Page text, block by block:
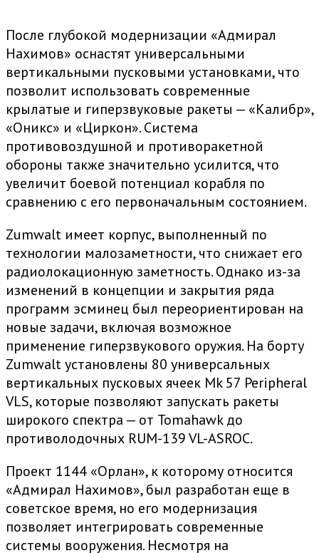
После глубокой модернизации «Адмирал
Нахимов» оснастят универсальными
вертикальными пусковыми установками, что
позволит использовать современные
крылатые и гиперзвуковые ракеты — «Калибр»,
«Оникс» и «Циркон». Система
противовоздушной и противоракетной
обороны также значительно усилится, что
увеличит боевой потенциал корабля по
сравнению с его первоначальным состоянием.
Zumwalt имеет корпус, выполненный по
технологии малозаметности, что снижает его
радиолокационную заметность. Однако из-за
изменений в концепции и закрытия ряда
программ эсминец был переориентирован на
новые задачи, включая возможное
применение гиперзвукового оружия. На борту
Zumwalt установлены 80 универсальных
вертикальных пусковых ячеек Mk 57 Peripheral
VLS, которые позволяют запускать ракеты
широкого спектра — от Tomahawk до
противолодочных RUM-139 VL-ASROC.
Проект 1144 «Орлан», к которому относится
«Адмирал Нахимов», был разработан еще в
советское время, но его модернизация
позволяет интегрировать современные
системы вооружения. Несмотря на